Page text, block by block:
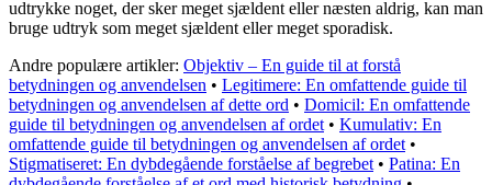
udtrykke noget, der sker meget sjældent eller næsten aldrig, kan man
bruge udtryk som meget sjældent eller meget sporadisk.
Andre populære artikler: Objektiv – En guide til at forstå
betydningen og anvendelsen • Legitimere: En omfattende guide til
betydningen og anvendelsen af dette ord • Domicil: En omfattende
guide til betydningen og anvendelsen af ordet • Kumulativ: En
omfattende guide til betydningen og anvendelsen af ordet •
Stigmatiseret: En dybdegående forståelse af begrebet • Patina: En